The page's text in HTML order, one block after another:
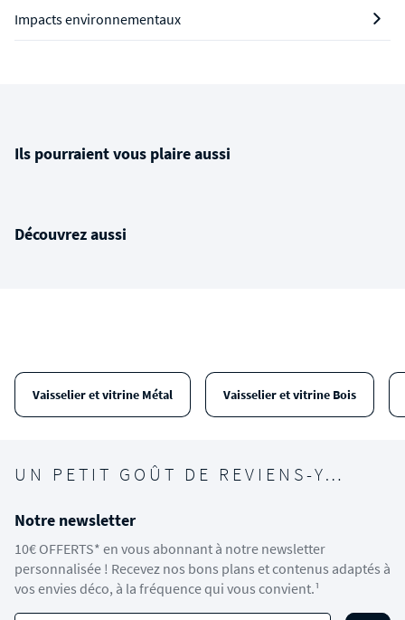
Impacts environnementaux
Ils pourraient vous plaire aussi
Découvrez aussi
Vaisselier et vitrine Métal Vaisselier et vitrine Bois
UN PETIT GOÛT DE REVIENS-Y…
Notre newsletter
10€ OFFERTS* en vous abonnant à notre newsletter
personnalisée ! Recevez nos bons plans et contenus adaptés à
vos envies déco, à la fréquence qui vous convient.¹